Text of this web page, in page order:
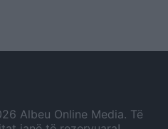
Albeu Online Media. Të